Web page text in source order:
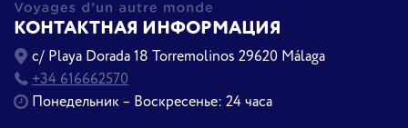
КОНТАКТНАЯ ИНФОРМАЦИЯ
c/ Playa Dorada 18 Torremolinos 29620 Málaga
+34 616662570
Понедельник – Воскресенье: 24 часа